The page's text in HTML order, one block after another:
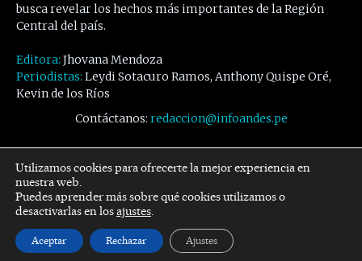
busca revelar los hechos más importantes de la Región
Central del país.
Editora: Jhovana Mendoza
Periodistas: Leydi Sotacuro Ramos, Anthony Quispe Oré,
Kevin de los Ríos
Contáctanos: redaccion@infoandes.pe
Síguenos
Facebook Twitter Youtube
Utilizamos cookies para ofrecerte la mejor experiencia en
nuestra web.
Puedes aprender más sobre qué cookies utilizamos o
desactivarlas en losajustes.
Aceptar Rechazar Ajustes